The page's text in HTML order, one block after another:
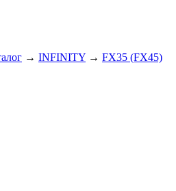
→ INFINITY → FX35 (FX45)